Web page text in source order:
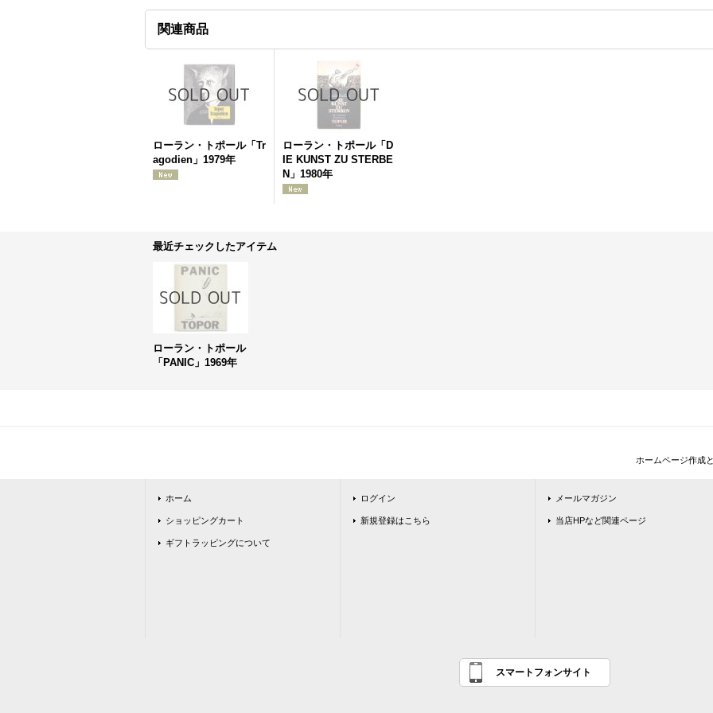
関連商品
ローラン・トポール「Tr
agodien」1979年
ローラン・トポール「D
IE KUNST ZU STERBE
N」1980年
最近チェックしたアイテム
ローラン・トポール
「PANIC」1969年
ホームページ作成
ホーム
ショッピングカート
ギフトラッピングについて
ログイン
新規登録はこちら
メールマガジン
当店HPなど関連ページ
スマートフォンサイト